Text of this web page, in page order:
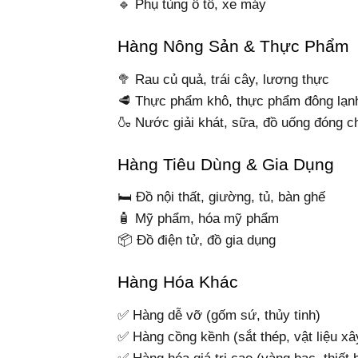
🔹 Phụ tùng ô tô, xe máy
Hàng Nông Sản & Thực Phẩm
🥦 Rau củ quả, trái cây, lương thực
🥩 Thực phẩm khô, thực phẩm đông
🍶 Nước giải khát, sữa, đồ uống đóng
Hàng Tiêu Dùng & Gia Dụng
🛏 Đồ nội thất, giường, tủ, bàn ghế
🧴 Mỹ phẩm, hóa mỹ phẩm
📦 Đồ điện tử, đồ gia dụng
Hàng Hóa Khác
✅ Hàng dễ vỡ (gốm sứ, thủy tinh)
✅ Hàng cồng kềnh (sắt thép, vật liệu